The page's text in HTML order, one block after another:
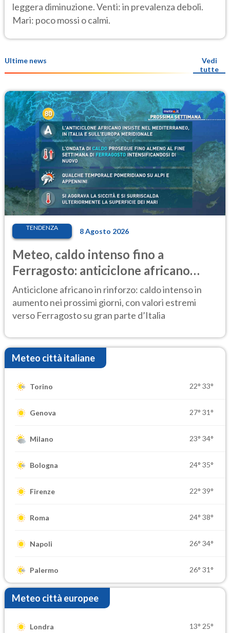
leggera diminuzione. Venti: in prevalenza deboli.
Mari: poco mossi o calmi.
Ultime news
Vedi
tutte
TENDENZA 8 Agosto 2026
Meteo, caldo intenso fino a
Ferragosto: anticiclone africano
ancora protagonista
Anticiclone africano in rinforzo: caldo intenso in
aumento nei prossimi giorni, con valori estremi
verso Ferragosto su gran parte d’Italia
Meteo città italiane
Torino 22° 33°
Genova 27° 31°
Milano 23° 34°
Bologna 24° 35°
Firenze 22° 39°
Roma 24° 38°
Napoli 26° 34°
Palermo 26° 31°
Meteo città europee
Londra 13° 25°